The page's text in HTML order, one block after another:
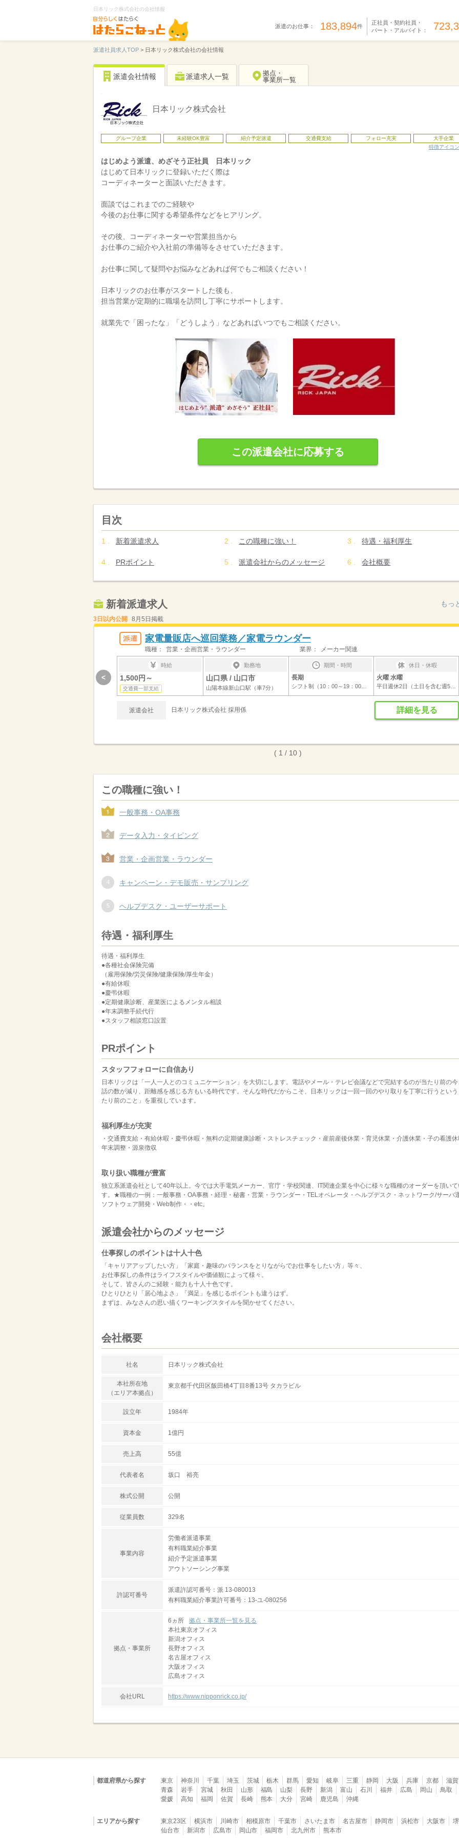
日本リック株式会社の会社情報
派遣のお仕事： 183,894件
正社員・契約社員・
パート・アルバイト：
派遣社員求人TOP > 日本リック株式会社の会社情報
派遣会社情報 派遣求人一覧
拠点・
事業所一覧
日本リック株式会社
グループ企業 未経験OK豊富 紹介予定派遣 交通費支給 フォロー充実
大手企業
特徴アイコ
はじめよう派遣、めざそう正社員 日本リック
はじめて日本リックに登録いただく際は
コーディネーターと面談いただきます。
面談ではこれまでのご経験や
今後のお仕事に関する希望条件などをヒアリング。
その後、コーディネーターや営業担当から
お仕事のご紹介や入社前の準備等をさせていただきます。
お仕事に関して疑問やお悩みなどあれば何でもご相談ください！
日本リックのお仕事がスタートした後も、
担当営業が定期的に職場を訪問し丁寧にサポートします。
就業先で「困ったな」「どうしよう」などあればいつでもご相談ください。
この派遣会社に応募する
目次
新着派遣求人 この職種に強い！ 待遇・福利厚生
PRポイント 派遣会社からのメッセージ 会社概要
新着派遣求人 もっ
3日以内公開 8月5日掲載
家電量販店へ巡回業務／家電ラウンダー
職種： 営業・企画営業・ラウンダー 業界： メーカー関連
時給
1,500円～
交通費一部支給
勤務地
山口県 / 山口市
山陽本線新山口駅（車7分）
期間・時間
長期
休日・休暇
火曜 水曜
詳細を見る
派遣会社 日本リック株式会社 採用係
<
( 1 / 10 )
この職種に強い！
一般事務・OA事務
データ入力・タイピング
営業・企画営業・ラウンダー
キャンペーン・デモ販売・サンプリング
ヘルプデスク・ユーザーサポート
待遇・福利厚生
待遇・福利厚生
●各種社会保険完備
（雇用保険/労災保険/健康保険/厚生年金）
●有給休暇
●慶弔休暇
●定期健康診断、産業医によるメンタル相談
●年末調整手続代行
●スタッフ相談窓口設置
PRポイント
スタッフフォローに自信あり
日本リックは「一人一人とのコミュニケーション」を大切にします。電話やメール・テレビ会議などで完結するのが当たり前の
話の数が減り、距離感を感じる方もいる時代です。そんな時代だからこそ、日本リックは一回一回のやり取りを丁寧に行うという
たり前のこと」を重視しています。
福利厚生が充実
・交通費支給・有給休暇・慶弔休暇・無料の定期健康診断・ストレスチェック・産前産後休業・育児休業・介護休業・子の看護休
年末調整・源泉徴収
取り扱い職種が豊富
独立系派遣会社として40年以上。今では大手電気メーカー、官庁・学校関連、IT関連企業を中心に様々な職種のオーダーを頂いて
す。★職種の一例：一般事務・OA事務・経理・秘書・営業・ラウンダー・TELオペレータ・ヘルプデスク・ネットワーク/サーバ
ソフトウェア開発・Web制作・・etc。
派遣会社からのメッセージ
仕事探しのポイントは十人十色
「キャリアアップしたい方」「家庭・趣味のバランスをとりながらでお仕事をしたい方」等々、
お仕事探しの条件はライフスタイルや価値観によって様々。
そして、皆さんのご経験・能力も十人十色です。
ひとりひとり「居心地よさ」「満足」を感じるポイントも違うはず。
まずは、みなさんの思い描くワーキングスタイルを聞かせてください。
会社概要
社名 日本リック株式会社
本社所在地
（エリア本拠点）
東京都千代田区飯田橋4丁目8番13号 タカラビル
設立年 1984年
資本金 1億円
売上高 55億
代表者名 坂口 裕亮
株式公開 公開
従業員数 329名
事業内容
労働者派遣事業
有料職業紹介事業
紹介予定派遣事業
アウトソーシング事業
許認可番号
派遣許認可番号：派 13-080013
有料職業紹介事業許可番号：13-ユ-080256
拠点・事業所
6ヵ所
拠点・事業所一覧を見る
本社東京オフィス
新潟オフィス
長野オフィス
名古屋オフィス
大阪オフィス
広島オフィス
会社URL https://www.nipponrick.co.jp/
都道府県から探す 東京 神奈川 千葉 埼玉 茨城 栃木 群馬 愛知 岐阜 三重 静岡 大阪 兵庫 京都 滋賀
青森
岩手 宮城 秋田 山形 福島 山梨 長野 新潟 富山 石川 福井 広島 岡山 鳥取
愛媛
高知 福岡 佐賀 長崎 熊本 大分 宮崎 鹿児島 沖縄
エリアから探す 東京23区 横浜市 川崎市 相模原市 千葉市 さいたま市 名古屋市 静岡市 浜松市 大阪市
仙台市
新潟市 広島市 岡山市 福岡市 北九州市 熊本市